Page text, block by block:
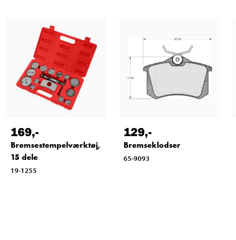
169,-
Bremsestempelværktøj,
15 dele
19-1255
129,-
Bremseklodser
65-9093